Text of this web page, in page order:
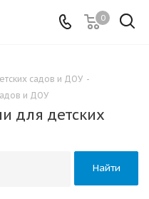
0
садов и ДОУ -
и ДОУ
для детских
Найти